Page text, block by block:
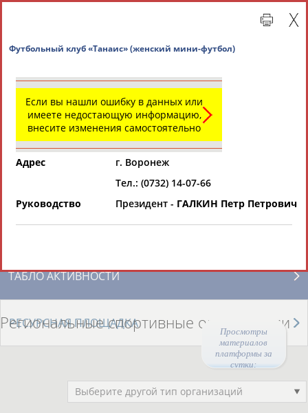
Просмотры
материалов
платформы за
сутки:
Региональные спортивные организации
СВОДНЫЕ ИНДЕКСЫ
ТАБЛО АКТИВНОСТИ
РЕСУРСНАЯ ПЛОЩАДКА
Региональные спортивные организации
Выберите другой тип организаций
Если вы нашли ошибку в данных или
имеете недостающую информацию,
внесите изменения самостоятельно
Адрес
г. Воронеж
Тел.: (0732) 14-07-66
Руководство
Президент - ГАЛКИН Петр Петрович